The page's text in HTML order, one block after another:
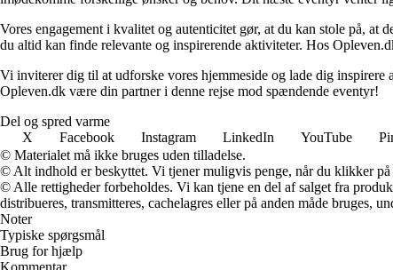
Vores engagement i kvalitet og autenticitet gør, at du kan stole på, at
du altid kan finde relevante og inspirerende aktiviteter. Hos
Vi inviterer dig til at udforske vores hjemmeside og lade dig
Opleven.dk være din partner i denne rejse mod spændende eventyr!
Del og spred varme
X
Facebook Instagram LinkedIn YouTube
© Materialet må ikke bruges uden tilladelse.
© Alt indhold er beskyttet. Vi tjener muligvis penge, når du klikker
© Alle rettigheder forbeholdes. Vi kan tjene en del af salget fra
distribueres, transmitteres, cachelagres eller på anden måde bruges,
Noter
Typiske spørgsmål
Brug for hjælp
Kommentar